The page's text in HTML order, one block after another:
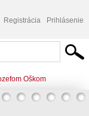
Registrácia Prihlásenie
Oškom